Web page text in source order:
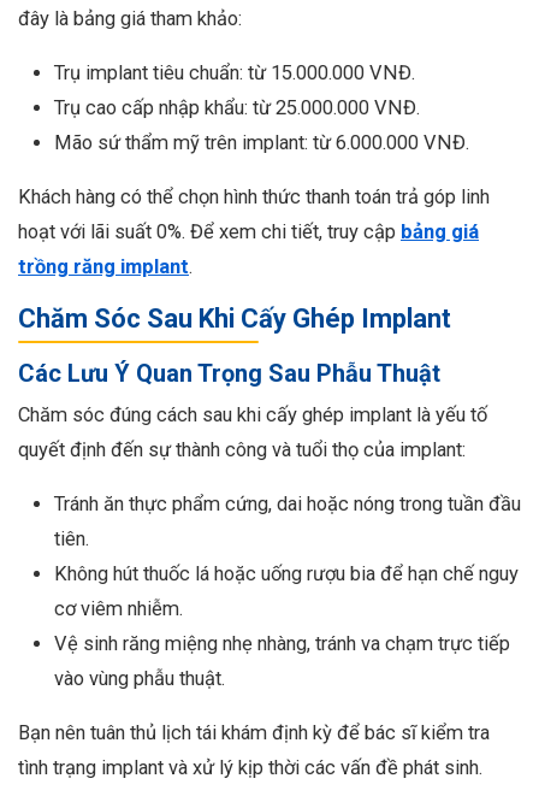
đây là bảng giá tham khảo:
Trụ implant tiêu chuẩn: từ 15.000.000 VNĐ.
Trụ cao cấp nhập khẩu: từ 25.000.000 VNĐ.
Mão sứ thẩm mỹ trên implant: từ 6.000.000 VNĐ.
Khách hàng có thể chọn hình thức thanh toán trả góp linh
hoạt với lãi suất 0%. Để xem chi tiết, truy cập bảng giá
trồng răng implant.
Chăm Sóc Sau Khi Cấy Ghép Implant
Các Lưu Ý Quan Trọng Sau Phẫu Thuật
Chăm sóc đúng cách sau khi cấy ghép implant là yếu tố
quyết định đến sự thành công và tuổi thọ của implant:
Tránh ăn thực phẩm cứng, dai hoặc nóng trong tuần đầu
tiên.
Không hút thuốc lá hoặc uống rượu bia để hạn chế nguy
cơ viêm nhiễm.
Vệ sinh răng miệng nhẹ nhàng, tránh va chạm trực tiếp
vào vùng phẫu thuật.
Bạn nên tuân thủ lịch tái khám định kỳ để bác sĩ kiểm tra
tình trạng implant và xử lý kịp thời các vấn đề phát sinh.